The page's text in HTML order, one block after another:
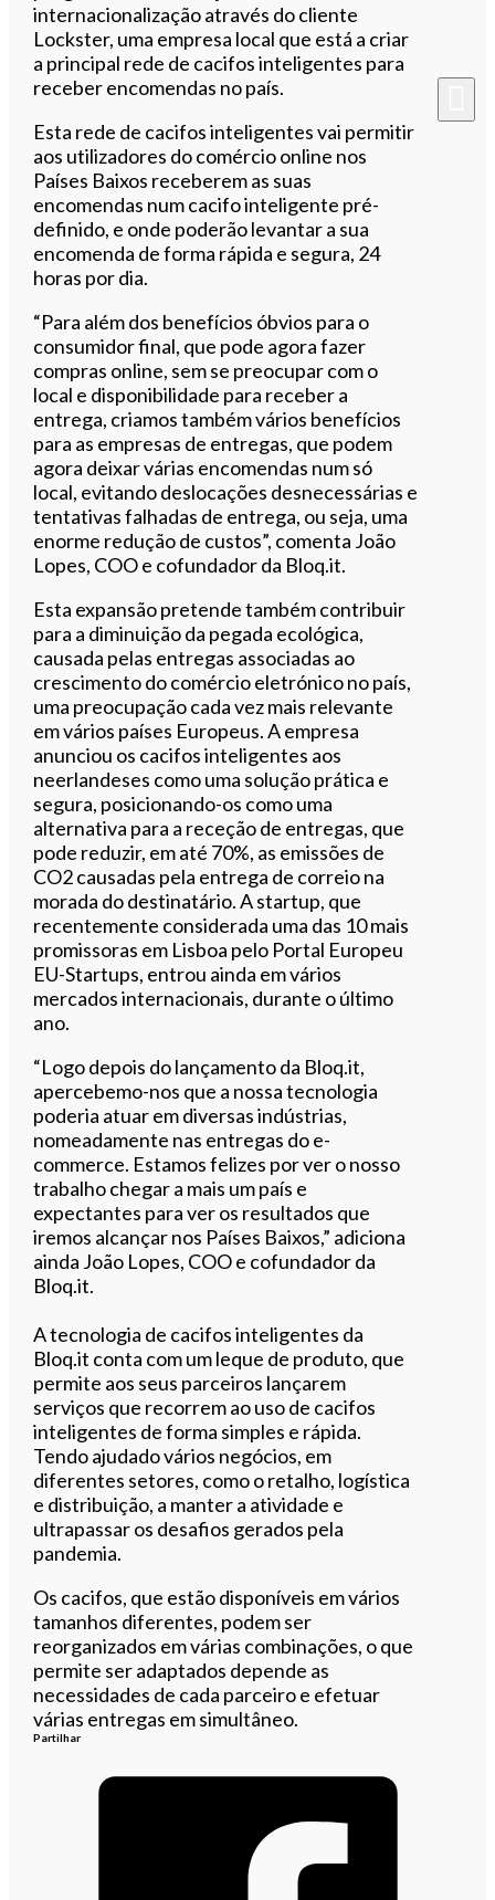
internacionalização através do cliente
Lockster, uma empresa local que está a criar
a principal rede de cacifos inteligentes para
receber encomendas no país.
Esta rede de cacifos inteligentes vai permitir
aos utilizadores do comércio online nos
Países Baixos receberem as suas
encomendas num cacifo inteligente pré-
definido, e onde poderão levantar a sua
encomenda de forma rápida e segura, 24
horas por dia.
“Para além dos benefícios óbvios para o
consumidor final, que pode agora fazer
compras online, sem se preocupar com o
local e disponibilidade para receber a
entrega, criamos também vários benefícios
para as empresas de entregas, que podem
agora deixar várias encomendas num só
local, evitando deslocações desnecessárias e
tentativas falhadas de entrega, ou seja, uma
enorme redução de custos”, comenta João
Lopes, COO e cofundador da Bloq.it.
Esta expansão pretende também contribuir
para a diminuição da pegada ecológica,
causada pelas entregas associadas ao
crescimento do comércio eletrónico no país,
uma preocupação cada vez mais relevante
em vários países Europeus. A empresa
anunciou os cacifos inteligentes aos
neerlandeses como uma solução prática e
segura, posicionando-os como uma
alternativa para a receção de entregas, que
pode reduzir, em até 70%, as emissões de
CO2 causadas pela entrega de correio na
morada do destinatário. A startup, que
recentemente considerada uma das 10 mais
promissoras em Lisboa pelo Portal Europeu
EU-Startups, entrou ainda em vários
mercados internacionais, durante o último
ano.
“Logo depois do lançamento da Bloq.it,
apercebemo-nos que a nossa tecnologia
poderia atuar em diversas indústrias,
nomeadamente nas entregas do e-
commerce. Estamos felizes por ver o nosso
trabalho chegar a mais um país e
expectantes para ver os resultados que
iremos alcançar nos Países Baixos,” adiciona
ainda João Lopes, COO e cofundador da
Bloq.it.
A tecnologia de cacifos inteligentes da
Bloq.it conta com um leque de produto, que
permite aos seus parceiros lançarem
serviços que recorrem ao uso de cacifos
inteligentes de forma simples e rápida.
Tendo ajudado vários negócios, em
diferentes setores, como o retalho, logística
e distribuição, a manter a atividade e
ultrapassar os desafios gerados pela
pandemia.
Os cacifos, que estão disponíveis em vários
tamanhos diferentes, podem ser
reorganizados em várias combinações, o que
permite ser adaptados depende as
necessidades de cada parceiro e efetuar
várias entregas em simultâneo.
Partilhar